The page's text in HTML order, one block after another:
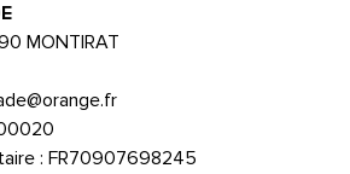
MONTIRAT
: FR70907698245